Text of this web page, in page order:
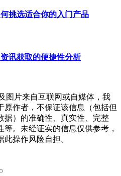
挑选适合你的入门产品
讯获取的便捷性分析
图片来自互联网或自媒体，我
原作者，不保证该信息（包括但
据）的准确性、真实性、完整
。未经证实的信息仅供参考，
操作风险自担。